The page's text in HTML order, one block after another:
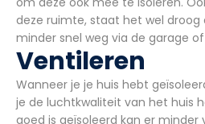
deze ruimte, staat het wel
minder snel weg via de garage
Ventileren
Wanneer je je huis hebt
je de luchtkwaliteit van het huis
goed is geïsoleerd kan er